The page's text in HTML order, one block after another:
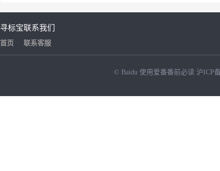
寻标宝
首页
联系我们
联系客服
© Baidu 使用爱番番前必读 沪ICP